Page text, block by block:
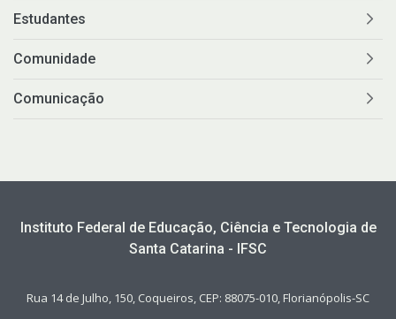
Estudantes
Comunidade
Comunicação
Instituto Federal de Educação, Ciência e Tecnologia de
Santa Catarina - IFSC
Rua 14 de Julho, 150, Coqueiros, CEP: 88075-010, Florianópolis-SC